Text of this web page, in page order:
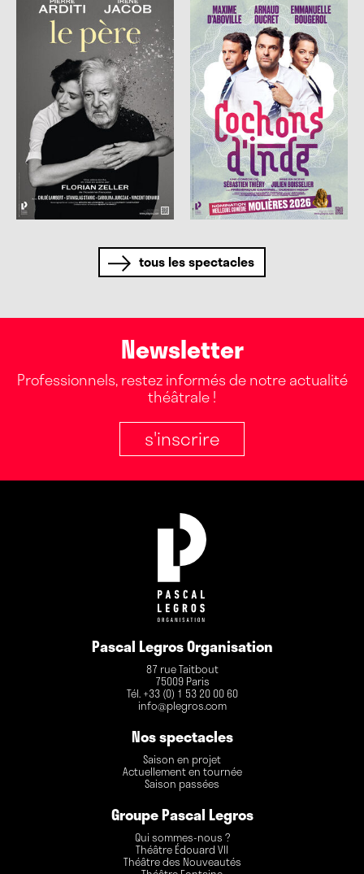
tous les spectacles
Newsletter
Professionnels, restez informés de notre actualité
théâtrale !
s'inscrire
Pascal Legros Organisation
87 rue Taitbout
75009 Paris
Tél. +33 (0) 1 53 20 00 60
info@plegros.com
Nos spectacles
Saison en projet
Actuellement en tournée
Saison passées
Groupe Pascal Legros
Qui sommes-nous ?
Théâtre Édouard VII
Théâtre des Nouveautés